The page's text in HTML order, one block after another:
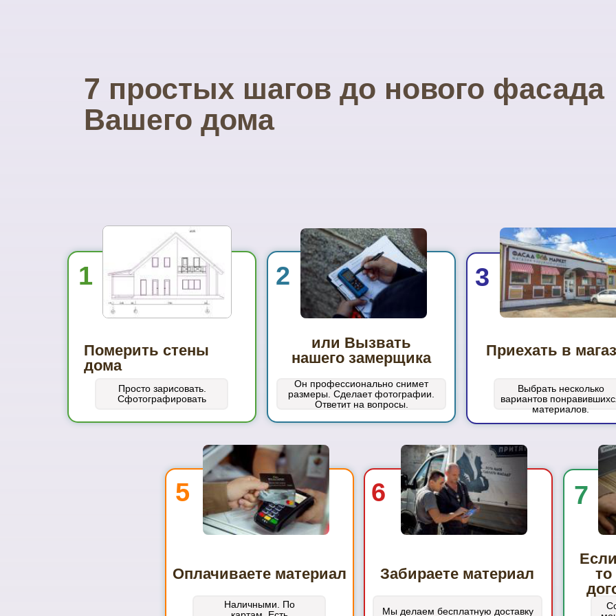
7 простых шагов до нового фасада
Вашего дома
1
Померить стены
дома
2
или Вызвать
нашего замерщика
Он профессионально снимет
размеры. Сделает фотографии.
Ответит на вопросы.
Просто зарисовать.
Сфотографировать
3
Приехать в
Выбрать несколько
вариантов
материалов.
5
Оплачиваете материал
6
Забираете материал
Мы делаем бесплатную доставку
Наличными. По
7